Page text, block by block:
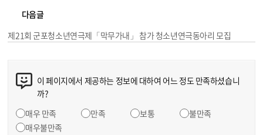
다음글
제21회 군포청소년연극제「막무가내」 참가 청소년연극동아리 모집
이 페이지에서 제공하는 정보에 대하여 어느 정도 만족하셨습니
까?
매우 만족
만족 보통
불만족
매우불만족